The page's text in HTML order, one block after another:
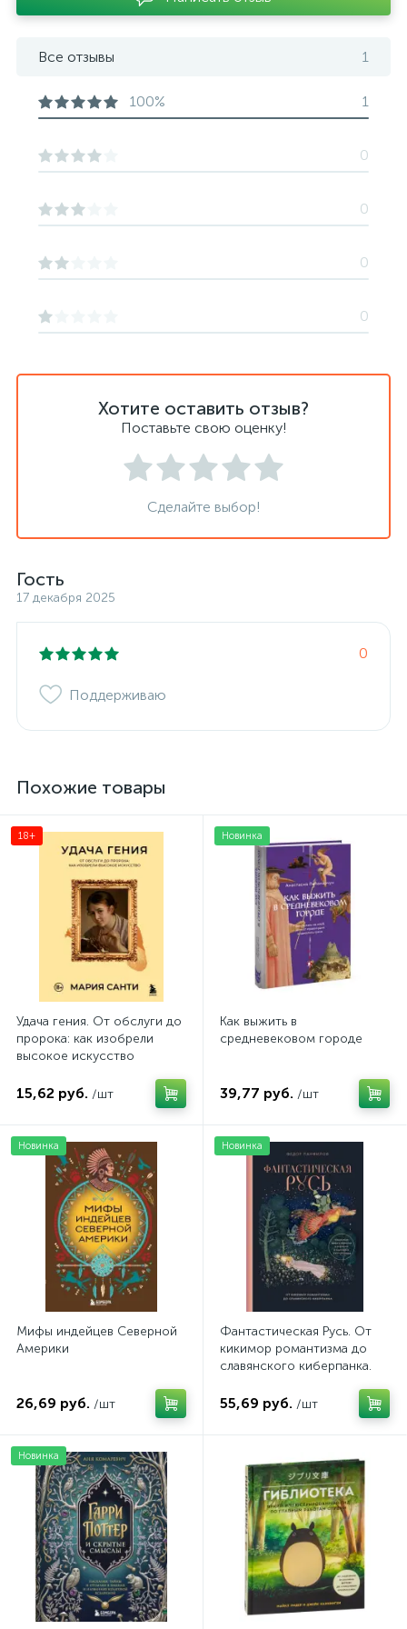
Хотите оставить отзыв?
Поставьте свою оценку!
Сделайте выбор!
Гость
17 декабря 2025
0
Поддерживаю
Все отзывы 1
100% 1
0
0
0
0
Похожие товары
18+
Удача гения. От обслуги до
пророка: как изобрели
высокое искусство
15,62 руб. /шт
Новинка
Как выжить в
средневековом городе
39,77 руб. /шт
Новинка
Мифы индейцев Северной
Америки
26,69 руб. /шт
Новинка
Фантастическая Русь. От
кикимор романтизма до
славянского киберпанка.
фольклор в искусстве и
масскульте XVIII–XXI веков
55,69 руб. /шт
Новинка